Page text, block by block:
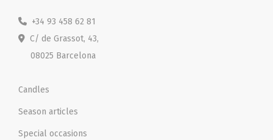
+34 93 458 62 81
C/ de Grassot, 43,
08025 Barcelona
Candles
Season articles
Special occasions